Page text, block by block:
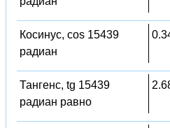
Косинус, cos 15439
радиан
Тангенс, tg 15439
радиан равно